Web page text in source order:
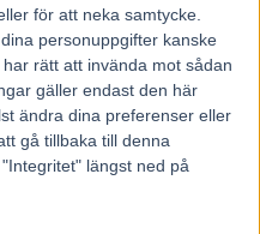
för att neka samtycke.
personuppgifter kanske
rätt att invända mot sådan
gäller endast den här
ändra dina preferenser eller
gå tillbaka till denna
längst ned på
väldigt bra som treåring
sedan fast i finalen. Vi fick
under förra året och hon
sluta tävla med henne i
igen. Hon har fått träna